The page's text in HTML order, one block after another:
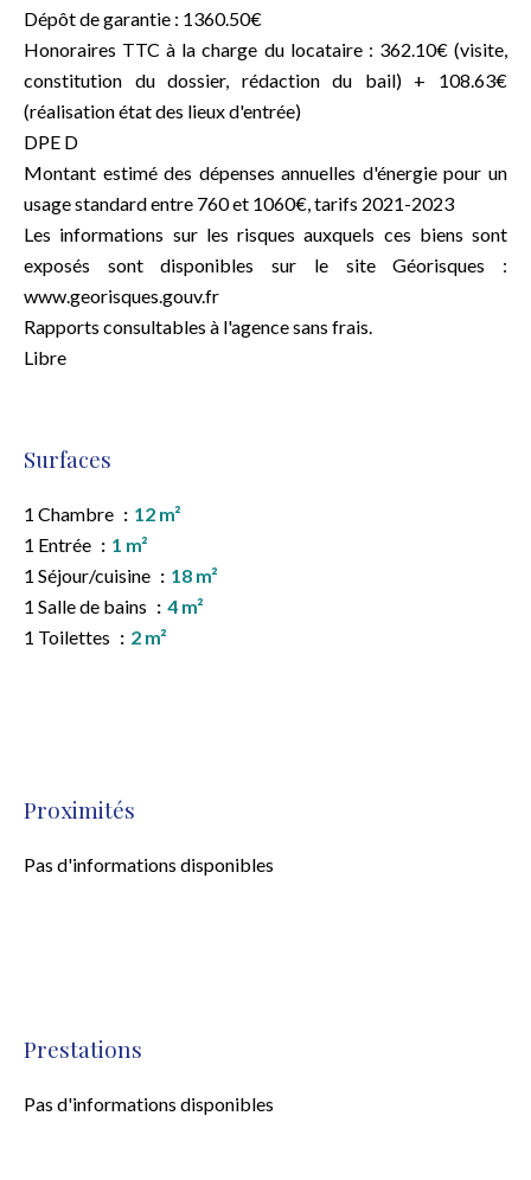
Dépôt de garantie : 1360.50€
Honoraires TTC à la charge du locataire : 362.10€ (visite,
constitution du dossier, rédaction du bail) + 108.63€
(réalisation état des lieux d'entrée)
DPE D
Montant estimé des dépenses annuelles d'énergie pour un
usage standard entre 760 et 1060€, tarifs 2021-2023
Les informations sur les risques auxquels ces biens sont
exposés sont disponibles sur le site Géorisques :
www.georisques.gouv.fr
Rapports consultables à l'agence sans frais.
Libre
Surfaces
1 Chambre
12 m²
1 Entrée
1 m²
1 Séjour/cuisine
18 m²
1 Salle de bains
4 m²
1 Toilettes
2 m²
Proximités
Pas d'informations disponibles
Prestations
Pas d'informations disponibles